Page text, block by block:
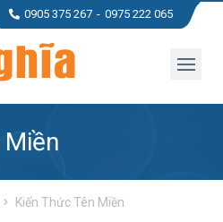
0905 375 267 0975 222 065
Miền
Kiến Thức Tên Miền